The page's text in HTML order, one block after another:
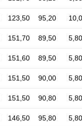
123,50 95,20
151,70 89,50 5,80
151,60 89,50 5,80
151,50 90,00 5,80
151,50 90,80 5,80
146,50 95,80 5,80